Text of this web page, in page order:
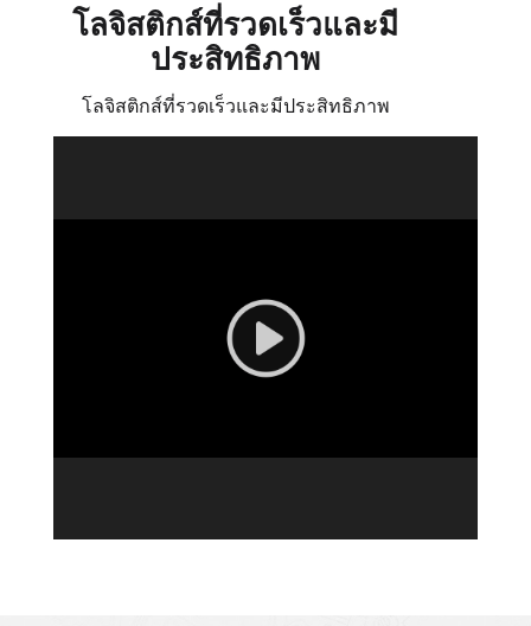
โลจิสติกส์ที่รวดเร็วและมี
ประสิทธิภาพ
โลจิสติกส์ที่รวดเร็วและมีประสิทธิภาพ